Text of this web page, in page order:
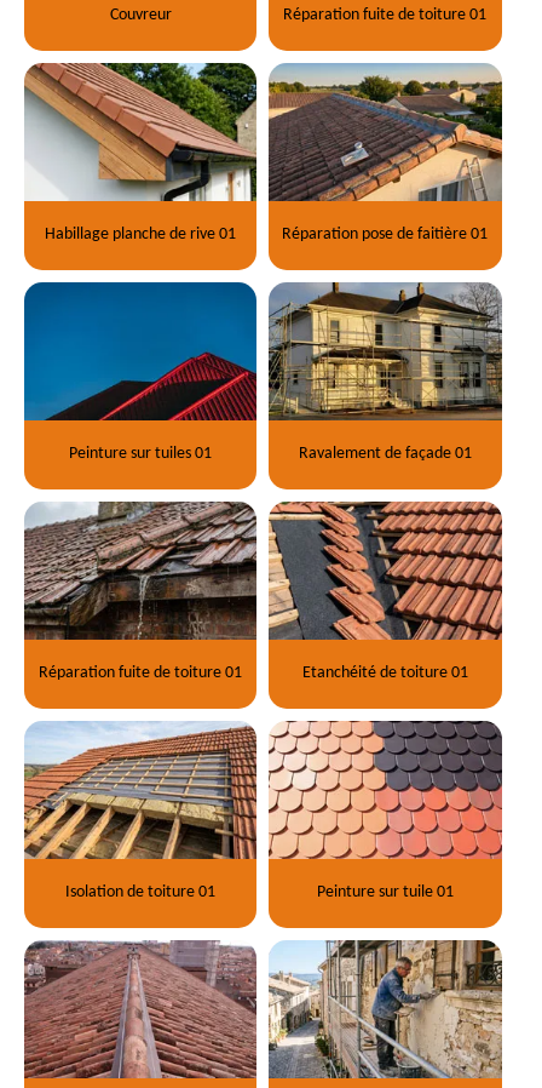
Couvreur Réparation fuite de toiture 01
Habillage planche de rive 01 Réparation pose de faitière 01
Peinture sur tuiles 01 Ravalement de façade 01
Réparation fuite de toiture 01 Etanchéité de toiture 01
Isolation de toiture 01 Peinture sur tuile 01